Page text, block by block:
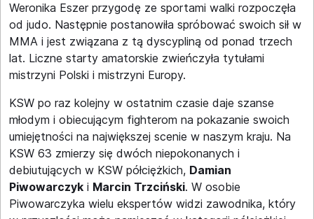
Weronika Eszer przygodę ze sportami walki rozpoczęła
od judo. Następnie postanowiła spróbować swoich sił w
MMA i jest związana z tą dyscypliną od ponad trzech
lat. Liczne starty amatorskie zwieńczyła tytułami
mistrzyni Polski i mistrzyni Europy.
KSW po raz kolejny w ostatnim czasie daje szanse
młodym i obiecującym fighterom na pokazanie swoich
umiejętności na największej scenie w naszym kraju. Na
KSW 63 zmierzy się dwóch niepokonanych i
debiutujących w KSW półciężkich, Damian
Piwowarczyk i Marcin Trzciński. W osobie
Piwowarczyka wielu ekspertów widzi zawodnika, który